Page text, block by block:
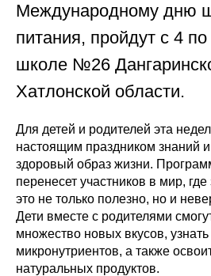
Международному дню
питания, пройдут с 4
школе №26
Хатлонской области.
Для детей и родителей эта
настоящим праздником знаний
здоровый образ жизни.
перенесет участников в мир,
это не только полезно, но и
Дети вместе с родителями
множество новых вкусов,
микронутриентов, а также
натуральных продуктов.